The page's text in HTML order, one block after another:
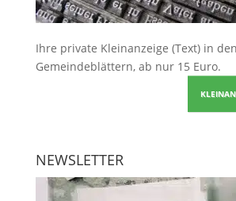
Ihre private Kleinanzeige (Text) in den
Gemeindeblättern, ab nur 15 Euro.
NEWSLETTER